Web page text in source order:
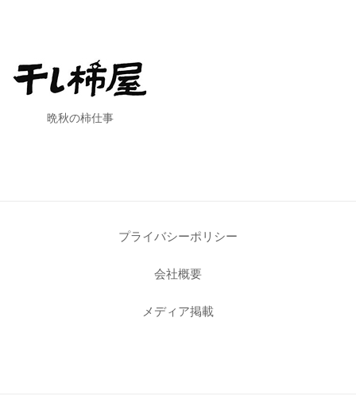
晩秋の柿仕事
プライバシーポリシー
会社概要
メディア掲載